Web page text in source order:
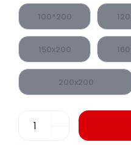
100*200
150x200
200x200